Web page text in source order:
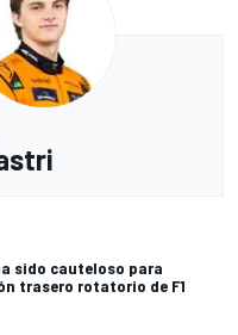
sido cauteloso para
trasero rotatorio de F1